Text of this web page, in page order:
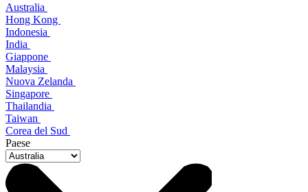
Australia
Hong Kong
Indonesia
India
Giappone
Malaysia
Nuova Zelanda
Singapore
Thailandia
Taiwan
Corea del Sud
Paese